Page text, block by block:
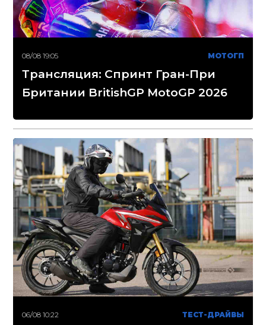
08/08 19:05 МОТОГП
Трансляция: Спринт Гран-При
Британии BritishGP MotoGP 2026
06/08 10:22 ТЕСТ-ДРАЙВЫ